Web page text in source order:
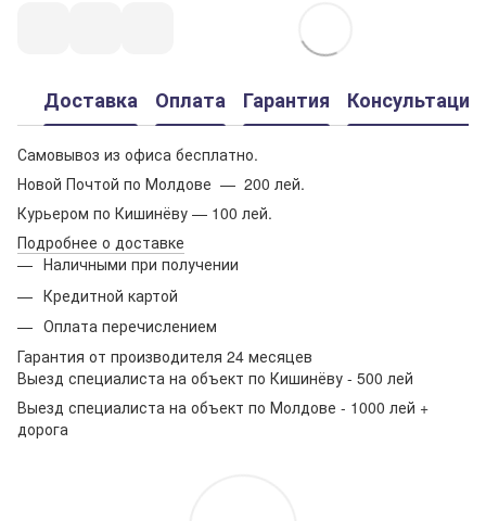
Доставка Оплата Гарантия Консультация
Самовывоз из офиса бесплатно.
Новой Почтой по Молдове — 200 лей.
Курьером по Кишинёву — 100 лей.
Подробнее о доставке
Наличными при получении
Кредитной картой
Оплата перечислением
Гарантия от производителя 24 месяцев
Выезд специалиста на объект по Кишинёву - 500 лей
Выезд специалиста на объект по Молдове - 1000 лей +
дорога